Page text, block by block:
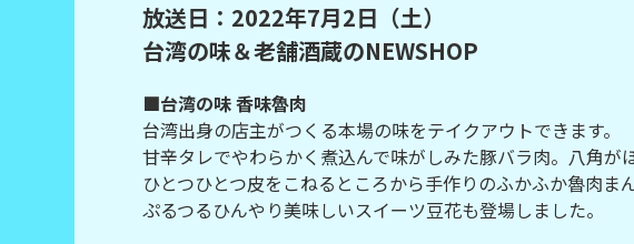
放送日：2022年7月2日（土）
台湾の味＆老舗酒蔵のNEWSHOP
■台湾の味 香味魯肉
台湾出身の店主がつくる本場の味をテイクアウトできます。
甘辛タレでやわらかく煮込んで味がしみた豚バラ肉。八角が
ひとつひとつ皮をこねるところから手作りのふかふか魯肉ま
ぷるつるひんやり美味しいスイーツ豆花も登場しました。